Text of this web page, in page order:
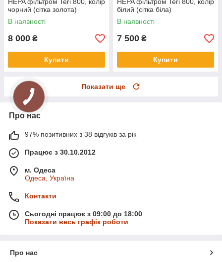
чорний (сітка золота)
В наявності
8 000 ₴
Купити
білий (сітка біла)
В наявності
7 500 ₴
Купити
Показати ще
Про нас
97% позитивних з 38 відгуків за рік
Працює з 30.10.2012
м. Одеса
Одеса, Україна
Контакти
Сьогодні працює з 09:00 до 18:00
Показати весь графік роботи
Про нас